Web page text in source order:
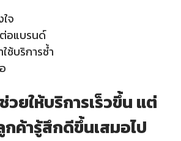
จ
อแบรนด์
ช้บริการซ้ำ
วยให้บริการเร็วขึ้น แต่
กค้ารู้สึกดีขึ้นเสมอไป